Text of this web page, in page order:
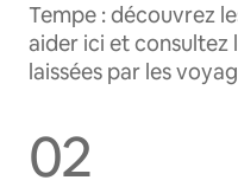
Tempe : découvrez
aider ici et consultez
laissées par les
02